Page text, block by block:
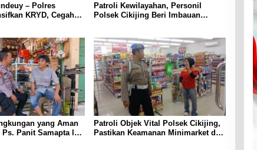
– Polres
KRYD, Cegah
Patroli Kewilayahan, Personil
Polsek Cikijing Beri Imbauan
yang Aman
Panit Samapta l
Patroli Objek Vital Polsek Cikijing,
Pastikan Keamanan Minimarket dan